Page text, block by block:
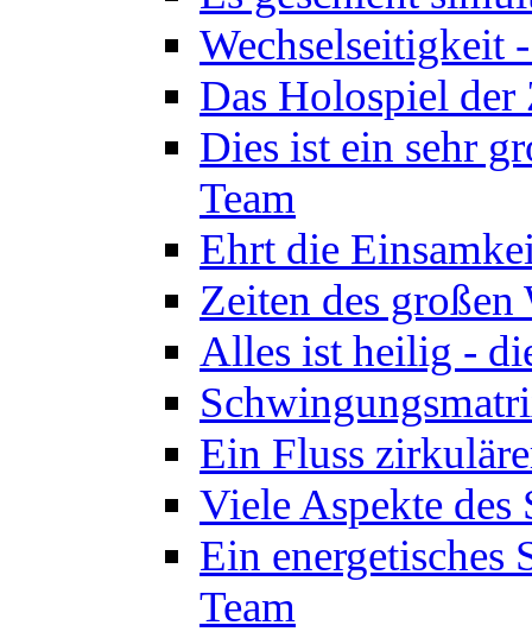
Wechselseitigkeit
Das Holospiel der
Dies ist ein sehr
Team
Ehrt die
Zeiten des großen
Alles ist heilig -
Ein Fluss
Viele Aspekte des
Ein energetisches
Team